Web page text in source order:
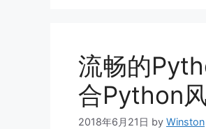
流畅的
合Python
2018年6月21日 by Winston